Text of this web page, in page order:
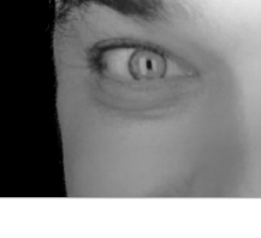
springen